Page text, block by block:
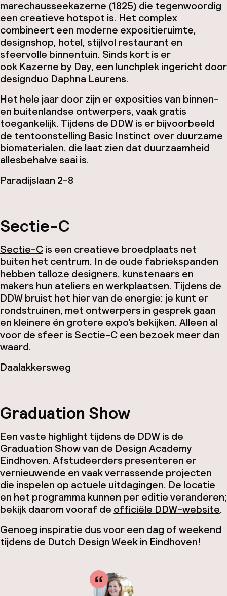
marechausseekazerne (1825) die tegenwoordig
een creatieve hotspot is. Het complex
combineert een moderne expositieruimte,
designshop, hotel, stijlvol restaurant en
sfeervolle binnentuin. Sinds kort is er
ook Kazerne by Day, een lunchplek ingericht door
designduo Daphna Laurens.
Het hele jaar door zijn er exposities van binnen-
en buitenlandse ontwerpers, vaak gratis
toegankelijk. Tijdens de DDW is er bijvoorbeeld
de tentoonstelling Basic Instinct over duurzame
biomaterialen, die laat zien dat duurzaamheid
allesbehalve saai is.
Paradijslaan 2-8
Sectie-C
Sectie-Cis een creatieve broedplaats net
buiten het centrum. In de oude fabriekspanden
hebben talloze designers, kunstenaars en
makers hun ateliers en werkplaatsen. Tijdens de
DDW bruist het hier van de energie: je kunt er
rondstruinen, met ontwerpers in gesprek gaan
en kleinere én grotere expo’s bekijken. Alleen al
voor de sfeer is Sectie-C een bezoek meer dan
waard.
Daalakkersweg
Graduation Show
Een vaste highlight tijdens de DDW is de
Graduation Show van de Design Academy
Eindhoven. Afstudeerders presenteren er
vernieuwende en vaak verrassende projecten
die inspelen op actuele uitdagingen. De locatie
en het programma kunnen per editie veranderen;
bekijk daarom vooraf de officiële DDW-website.
Genoeg inspiratie dus voor een dag of weekend
tijdens de Dutch Design Week in Eindhoven!